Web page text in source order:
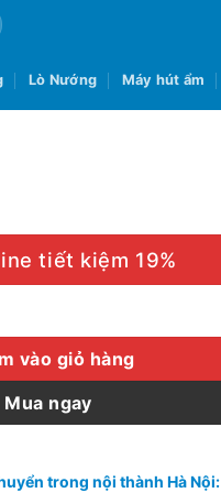
Lò Nướng Máy hút ẩm
tiết kiệm 19%
vào giỏ hàng
Mua ngay
trong nội thành Hà Nội: